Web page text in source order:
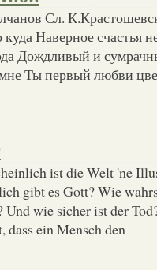
Сл.
куда Наверное счастья
Дождливый и
Ты первый любви
ist die Welt 'ne
gibt es Gott? Wie
Und wie sicher ist der
ein Mensch den